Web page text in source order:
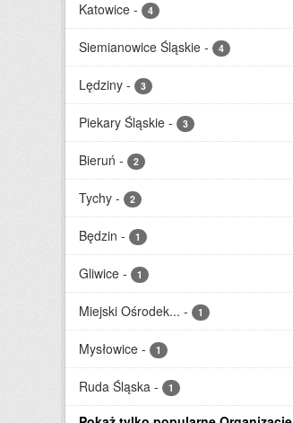
Katowice - 4
Siemianowice Śląskie - 4
Lędziny - 3
Piekary Śląskie - 3
Bieruń - 2
Tychy - 2
Będzin - 1
Gliwice - 1
Miejski Ośrodek... - 1
Mysłowice - 1
Ruda Śląska - 1